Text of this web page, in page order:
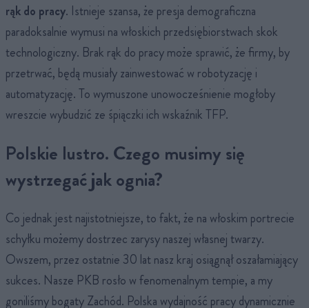
rąk do pracy. Istnieje szansa, że presja demograficzna
paradoksalnie wymusi na włoskich przedsiębiorstwach skok
technologiczny. Brak rąk do pracy może sprawić, że firmy, by
przetrwać, będą musiały zainwestować w robotyzację i
automatyzację. To wymuszone unowocześnienie mogłoby
wreszcie wybudzić ze śpiączki ich wskaźnik TFP.
Polskie lustro. Czego musimy się
wystrzegać jak ognia?
Co jednak jest najistotniejsze, to fakt, że na włoskim portrecie
schyłku możemy dostrzec zarysy naszej własnej twarzy.
Owszem, przez ostatnie 30 lat nasz kraj osiągnął oszałamiający
sukces. Nasze PKB rosło w fenomenalnym tempie, a my
goniliśmy bogaty Zachód. Polska wydajność pracy dynamicznie